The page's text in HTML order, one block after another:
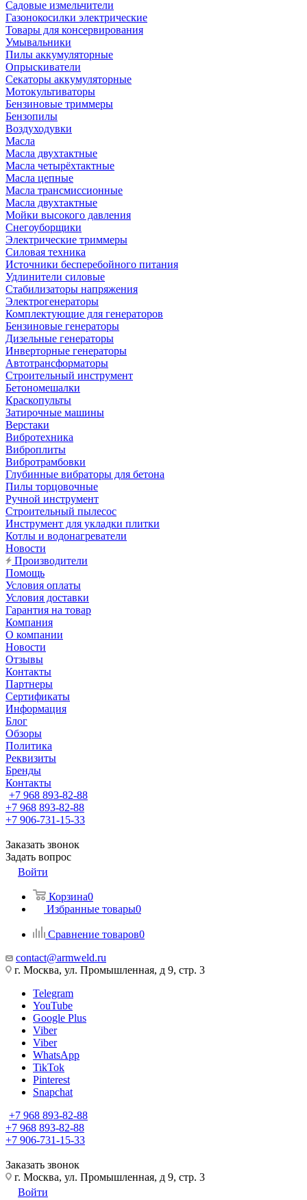
Садовые измельчители
Газонокосилки электрические
Товары для консервирования
Умывальники
Пилы аккумуляторные
Опрыскиватели
Секаторы аккумуляторные
Мотокультиваторы
Бензиновые триммеры
Бензопилы
Воздуходувки
Масла
Масла двухтактные
Масла четырёхтактные
Масла цепные
Масла трансмиссионные
Масла двухтактные
Мойки высокого давления
Снегоуборщики
Электрические триммеры
Силовая техника
Источники бесперебойного питания
Удлинители силовые
Стабилизаторы напряжения
Электрогенераторы
Комплектующие для генераторов
Бензиновые генераторы
Дизельные генераторы
Инверторные генераторы
Автотрансформаторы
Строительный инструмент
Бетономешалки
Краскопульты
Затирочные машины
Верстаки
Вибротехника
Виброплиты
Вибротрамбовки
Глубинные вибраторы для бетона
Пилы торцовочные
Ручной инструмент
Строительный пылесос
Инструмент для укладки плитки
Котлы и водонагреватели
Новости
Производители
Помощь
Условия оплаты
Условия доставки
Гарантия на товар
Компания
О компании
Новости
Отзывы
Контакты
Партнеры
Сертификаты
Информация
Блог
Обзоры
Политика
Реквизиты
Бренды
Контакты
+7 968 893-82-88
+7 968 893-82-88
+7 906-731-15-33
Заказать звонок
Задать вопрос
Войти
Корзина0
Избранные товары0
Сравнение товаров0
contact@armweld.ru
г. Москва, ул. Промышленная, д 9, стр. 3
Telegram
YouTube
Google Plus
Viber
Viber
WhatsApp
TikTok
Pinterest
Snapchat
+7 968 893-82-88
+7 968 893-82-88
+7 906-731-15-33
Заказать звонок
г. Москва, ул. Промышленная, д 9, стр. 3
Войти